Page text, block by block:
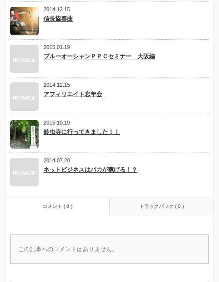
2014 12.15
信長協奏曲
2015 01.19
ブルーオーシャンＰＰＣセミナー 大阪編
2014 12.15
アフィリエイト忘年会
2015 10.19
鈴虫寺に行ってきました！！
2014 07.20
ネットビジネスはバカが稼げる！？
コメント ( 0 ) トラックバック ( 0 )
この記事へのコメントはありません。